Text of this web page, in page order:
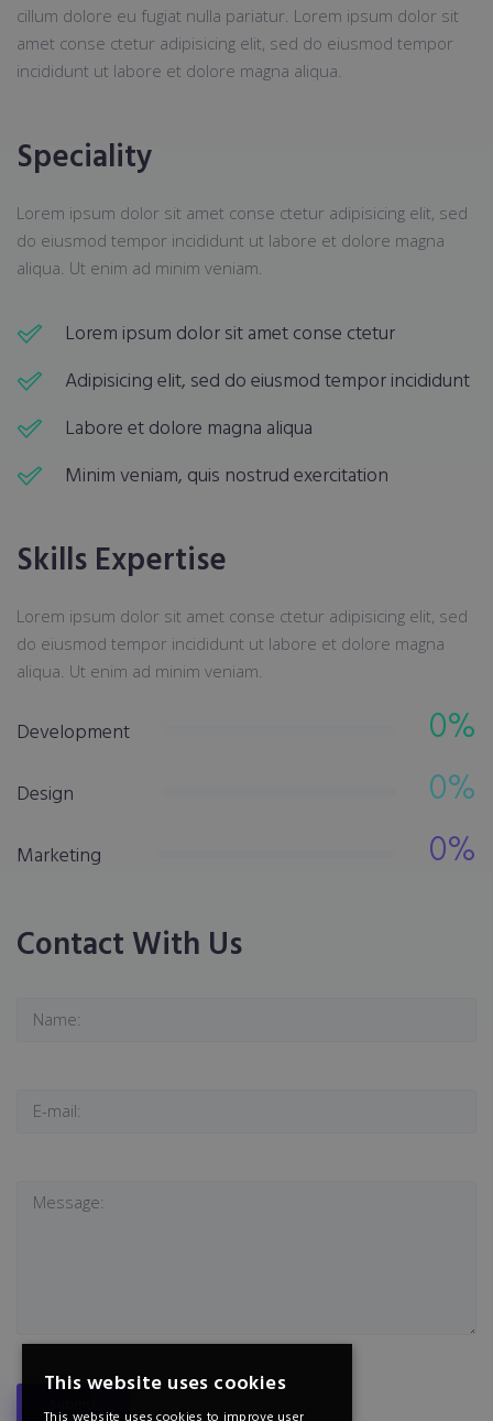
cillum dolore eu fugiat nulla pariatur. Lorem ipsum dolor sit
amet conse ctetur adipisicing elit, sed do eiusmod tempor
incididunt ut labore et dolore magna aliqua.
Speciality
Lorem ipsum dolor sit amet conse ctetur adipisicing elit, sed
do eiusmod tempor incididunt ut labore et dolore magna
aliqua. Ut enim ad minim veniam.
Lorem ipsum dolor sit amet conse ctetur
Adipisicing elit, sed do eiusmod tempor incididunt
Labore et dolore magna aliqua
Minim veniam, quis nostrud exercitation
Skills Expertise
Lorem ipsum dolor sit amet conse ctetur adipisicing elit, sed
do eiusmod tempor incididunt ut labore et dolore magna
aliqua. Ut enim ad minim veniam.
Development 0%
Design 0%
Marketing 0%
Contact With Us
This website uses cookies